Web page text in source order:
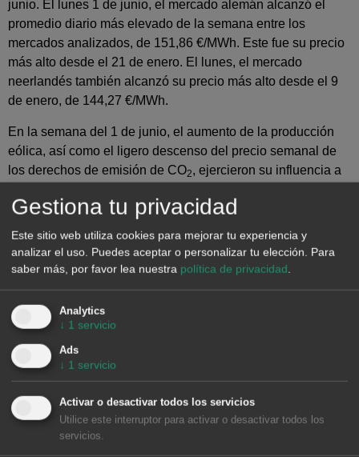
junio. El lunes 1 de junio, el mercado alemán alcanzó el
promedio diario más elevado de la semana entre los
mercados analizados, de 151,86 €/MWh. Este fue su precio
más alto desde el 21 de enero. El lunes, el mercado
neerlandés también alcanzó su precio más alto desde el 9
de enero, de 144,27 €/MWh.
En la semana del 1 de junio, el aumento de la producción
eólica, así como el ligero descenso del precio semanal de
los derechos de emisión de CO2, ejercieron su influencia a
europeos. Además, la demanda bajó en la mayoría de los
mercados.
Gestiona tu privacidad
Este sitio web utiliza cookies para mejorar tu experiencia y
analizar el uso. Puedes aceptar o personalizar tu elección. Para
saber más, por favor lea nuestra política de privacidad.
Analytics
↓ 1 servicio
Ads
↓ 1 servicio
Activar o desactivar todos los servicios
Utilice este interruptor para activar o desactivar todos los
servicios.